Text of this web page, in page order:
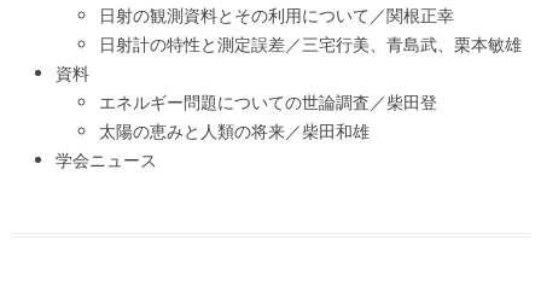
日射の観測資料とその利用について／関根正幸
日射計の特性と測定誤差／三宅行美、青島武、栗本敏雄
資料
エネルギー問題についての世論調査／柴田登
太陽の恵みと人類の将来／柴田和雄
学会ニュース